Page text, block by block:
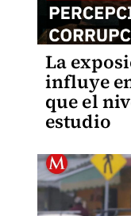
La
influye
que el
estudio